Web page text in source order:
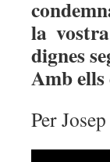
la
dignes
Amb ells
Per